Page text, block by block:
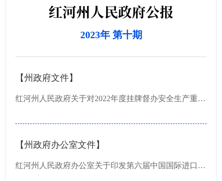
红河州人民政府公报
2023年 第十期
【州政府文件】
红河州人民政府关于对2022年度挂牌督办安全生产重大隐患销号的批复
【州政府办公室文件】
红河州人民政府办公室关于印发第六届中国国际进口博览会云南省交易团红河州交易分团工作方案...